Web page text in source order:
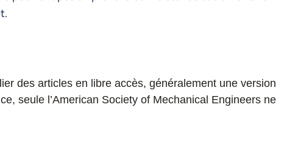
des articles en libre accès, généralement une version
seule l’American Society of Mechanical Engineers ne